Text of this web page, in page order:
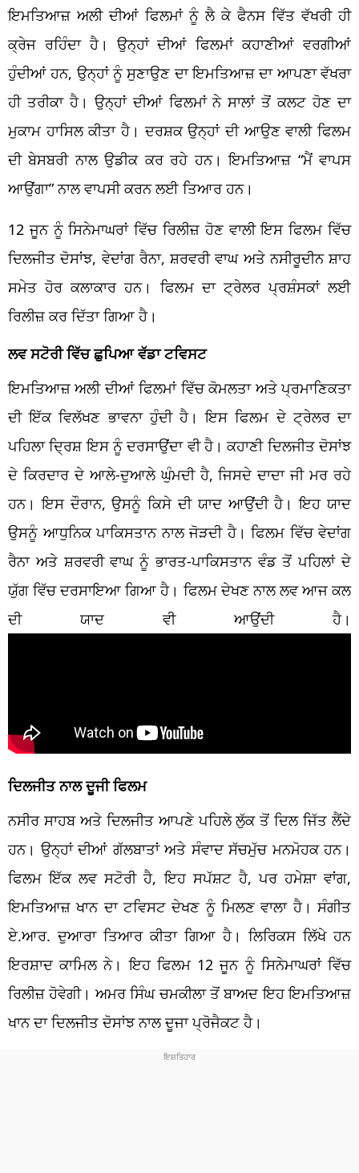
ਇਮਤਿਆਜ਼ ਅਲੀ ਦੀਆਂ ਫਿਲਮਾਂ ਨੂੰ ਲੈ ਕੇ ਫੈਨਸ ਵਿੱਤ ਵੱਖਰੀ ਹੀ
ਕ੍ਰੇਜ ਰਹਿੰਦਾ ਹੈ। ਉਨ੍ਹਾਂ ਦੀਆਂ ਫਿਲਮਾਂ ਕਹਾਣੀਆਂ ਵਰਗੀਆਂ
ਹੁੰਦੀਆਂ ਹਨ, ਉਨ੍ਹਾਂ ਨੂੰ ਸੁਣਾਉਣ ਦਾ ਇਮਤਿਆਜ਼ ਦਾ ਆਪਣਾ ਵੱਖਰਾ
ਹੀ ਤਰੀਕਾ ਹੈ। ਉਨ੍ਹਾਂ ਦੀਆਂ ਫਿਲਮਾਂ ਨੇ ਸਾਲਾਂ ਤੋਂ ਕਲਟ ਹੋਣ ਦਾ
ਮੁਕਾਮ ਹਾਸਿਲ ਕੀਤਾ ਹੈ। ਦਰਸ਼ਕ ਉਨ੍ਹਾਂ ਦੀ ਆਉਣ ਵਾਲੀ ਫਿਲਮ
ਦੀ ਬੇਸਬਰੀ ਨਾਲ ਉਡੀਕ ਕਰ ਰਹੇ ਹਨ। ਇਮਤਿਆਜ਼ “ਮੈਂ ਵਾਪਸ
ਆਉਂਗਾ” ਨਾਲ ਵਾਪਸੀ ਕਰਨ ਲਈ ਤਿਆਰ ਹਨ।
12 ਜੂਨ ਨੂੰ ਸਿਨੇਮਾਘਰਾਂ ਵਿੱਚ ਰਿਲੀਜ਼ ਹੋਣ ਵਾਲੀ ਇਸ ਫਿਲਮ ਵਿੱਚ
ਦਿਲਜੀਤ ਦੋਸਾਂਝ, ਵੇਦਾਂਗ ਰੈਨਾ, ਸ਼ਰਵਰੀ ਵਾਘ ਅਤੇ ਨਸੀਰੂਦੀਨ ਸ਼ਾਹ
ਸਮੇਤ ਹੋਰ ਕਲਾਕਾਰ ਹਨ। ਫਿਲਮ ਦਾ ਟ੍ਰੇਲਰ ਪ੍ਰਸ਼ੰਸਕਾਂ ਲਈ
ਰਿਲੀਜ਼ ਕਰ ਦਿੱਤਾ ਗਿਆ ਹੈ।
ਲਵ ਸਟੋਰੀ ਵਿੱਚ ਛੁਪਿਆ ਵੱਡਾ ਟਵਿਸਟ
ਇਮਤਿਆਜ਼ ਅਲੀ ਦੀਆਂ ਫਿਲਮਾਂ ਵਿੱਚ ਕੋਮਲਤਾ ਅਤੇ ਪ੍ਰਮਾਣਿਕਤਾ
ਦੀ ਇੱਕ ਵਿਲੱਖਣ ਭਾਵਨਾ ਹੁੰਦੀ ਹੈ। ਇਸ ਫਿਲਮ ਦੇ ਟ੍ਰੇਲਰ ਦਾ
ਪਹਿਲਾ ਦ੍ਰਿਸ਼ ਇਸ ਨੂੰ ਦਰਸਾਉਂਦਾ ਵੀ ਹੈ। ਕਹਾਣੀ ਦਿਲਜੀਤ ਦੋਸਾਂਝ
ਦੇ ਕਿਰਦਾਰ ਦੇ ਆਲੇ-ਦੁਆਲੇ ਘੁੰਮਦੀ ਹੈ, ਜਿਸਦੇ ਦਾਦਾ ਜੀ ਮਰ ਰਹੇ
ਹਨ। ਇਸ ਦੌਰਾਨ, ਉਸਨੂੰ ਕਿਸੇ ਦੀ ਯਾਦ ਆਉਂਦੀ ਹੈ। ਇਹ ਯਾਦ
ਉਸਨੂੰ ਆਧੁਨਿਕ ਪਾਕਿਸਤਾਨ ਨਾਲ ਜੋੜਦੀ ਹੈ। ਫਿਲਮ ਵਿੱਚ ਵੇਦਾਂਗ
ਰੈਨਾ ਅਤੇ ਸ਼ਰਵਰੀ ਵਾਘ ਨੂੰ ਭਾਰਤ-ਪਾਕਿਸਤਾਨ ਵੰਡ ਤੋਂ ਪਹਿਲਾਂ ਦੇ
ਯੁੱਗ ਵਿੱਚ ਦਰਸਾਇਆ ਗਿਆ ਹੈ। ਫਿਲਮ ਦੇਖਣ ਨਾਲ ਲਵ ਆਜ ਕਲ
ਦੀ ਯਾਦ ਵੀ ਆਉਂਦੀ ਹੈ।
ਦਿਲਜੀਤ ਨਾਲ ਦੂਜੀ ਫਿਲਮ
ਨਸੀਰ ਸਾਹਬ ਅਤੇ ਦਿਲਜੀਤ ਆਪਣੇ ਪਹਿਲੇ ਲੁੱਕ ਤੋਂ ਦਿਲ ਜਿੱਤ ਲੈਂਦੇ
ਹਨ। ਉਨ੍ਹਾਂ ਦੀਆਂ ਗੱਲਬਾਤਾਂ ਅਤੇ ਸੰਵਾਦ ਸੱਚਮੁੱਚ ਮਨਮੋਹਕ ਹਨ।
ਫਿਲਮ ਇੱਕ ਲਵ ਸਟੋਰੀ ਹੈ, ਇਹ ਸਪੱਸ਼ਟ ਹੈ, ਪਰ ਹਮੇਸ਼ਾ ਵਾਂਗ,
ਇਮਤਿਆਜ਼ ਖਾਨ ਦਾ ਟਵਿਸਟ ਦੇਖਣ ਨੂੰ ਮਿਲਣ ਵਾਲਾ ਹੈ। ਸੰਗੀਤ
ਏ.ਆਰ. ਦੁਆਰਾ ਤਿਆਰ ਕੀਤਾ ਗਿਆ ਹੈ। ਲਿਰਿਕਸ ਲਿੱਖੇ ਹਨ
ਇਰਸ਼ਾਦ ਕਾਮਿਲ ਨੇ। ਇਹ ਫਿਲਮ 12 ਜੂਨ ਨੂੰ ਸਿਨੇਮਾਘਰਾਂ ਵਿੱਚ
ਰਿਲੀਜ਼ ਹੋਵੇਗੀ। ਅਮਰ ਸਿੰਘ ਚਮਕੀਲਾ ਤੋਂ ਬਾਅਦ ਇਹ ਇਮਤਿਆਜ਼
ਖਾਨ ਦਾ ਦਿਲਜੀਤ ਦੋਸਾਂਝ ਨਾਲ ਦੂਜਾ ਪ੍ਰੋਜੈਕਟ ਹੈ।